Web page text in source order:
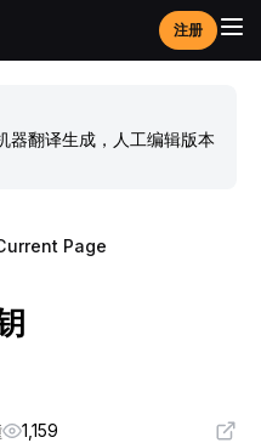
注册
器翻译生成，人工编辑版本
Page
1,159